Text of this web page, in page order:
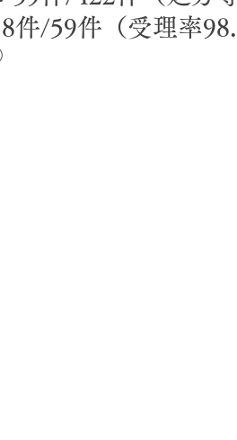
件/59件（受理率